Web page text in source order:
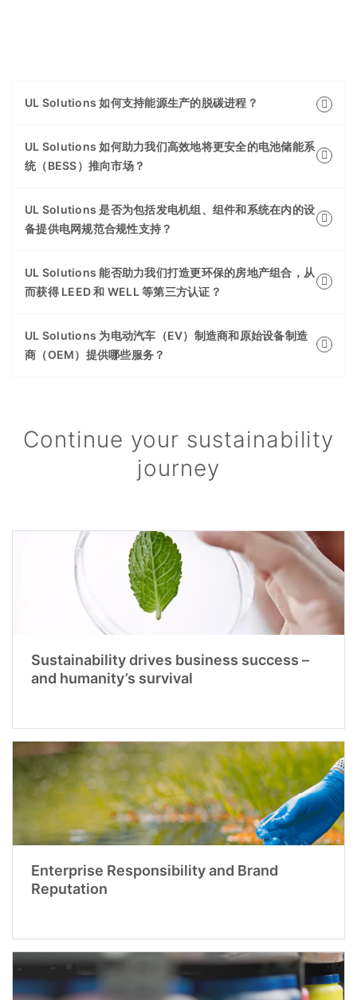
UL Solutions 如何支持能源生产的脱碳进程？
UL Solutions 如何助力我们高效地将更安全的电池储能系
统（BESS）推向市场？
UL Solutions 是否为包括发电机组、组件和系统在内的设
备提供电网规范合规性支持？
UL Solutions 能否助力我们打造更环保的房地产组合，从
而获得 LEED 和 WELL 等第三方认证？
UL Solutions 为电动汽车（EV）制造商和原始设备制造
商（OEM）提供哪些服务？
Continue your sustainability
journey
Sustainability drives business success –
and humanity’s survival
Enterprise Responsibility and Brand
Reputation